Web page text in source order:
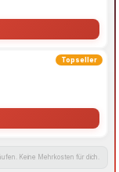
Topseller
Keine Mehrkosten für dich.